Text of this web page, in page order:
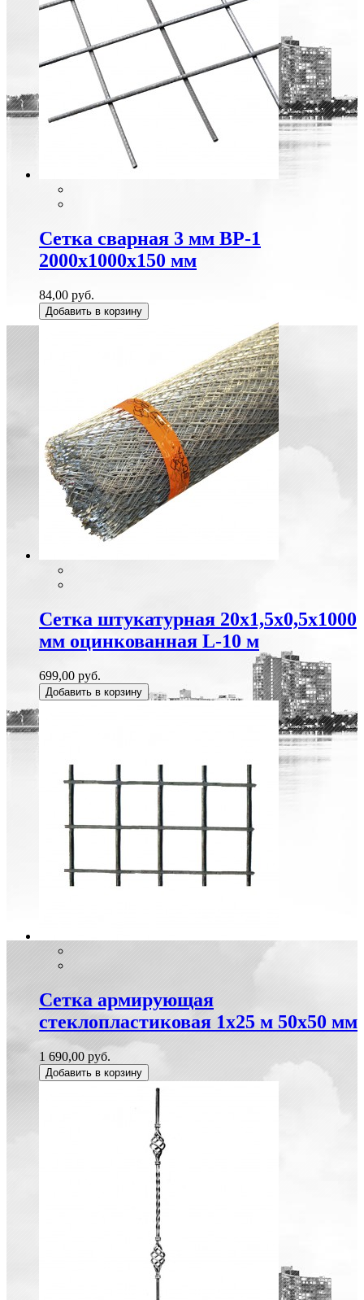
Сетка сварная 3 мм ВР-1
2000х1000х150 мм
84,00 руб.
Добавить в корзину
Сетка штукатурная 20х1,5х0,5х1000
мм оцинкованная L-10 м
699,00 руб.
Добавить в корзину
Сетка армирующая
стеклопластиковая 1х25 м 50х50 мм
1 690,00 руб.
Добавить в корзину